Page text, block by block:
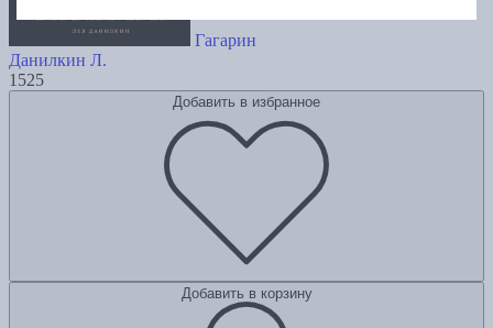
Гагарин
Данилкин Л.
1525
Добавить в избранное
Добавить в корзину